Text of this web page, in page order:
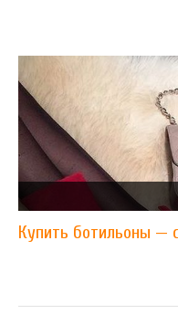
Купить ботильоны —